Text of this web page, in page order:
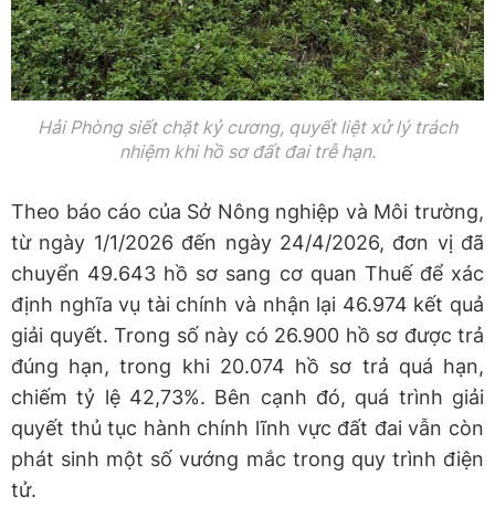
Hải Phòng siết chặt kỷ cương, quyết liệt xử lý trách
nhiệm khi hồ sơ đất đai trễ hạn.
Theo báo cáo của Sở Nông nghiệp và Môi trường,
từ ngày 1/1/2026 đến ngày 24/4/2026, đơn vị đã
chuyển 49.643 hồ sơ sang cơ quan Thuế để xác
định nghĩa vụ tài chính và nhận lại 46.974 kết quả
giải quyết. Trong số này có 26.900 hồ sơ được trả
đúng hạn, trong khi 20.074 hồ sơ trả quá hạn,
chiếm tỷ lệ 42,73%. Bên cạnh đó, quá trình giải
quyết thủ tục hành chính lĩnh vực đất đai vẫn còn
phát sinh một số vướng mắc trong quy trình điện
tử.